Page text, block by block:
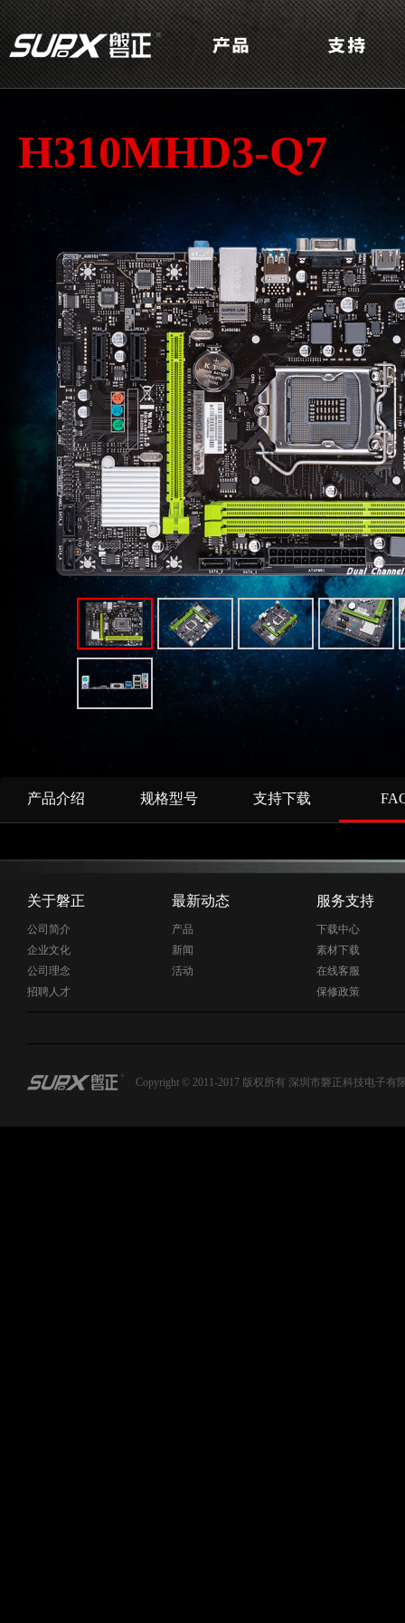
H310MHD3-Q7
产品介绍 规格型号 支持下载
关于磐正
公司简介
企业文化
公司理念
招聘人才
最新动态
产品
新闻
活动
服务支持
下载中心
素材下载
在线客服
保修政策
Copyright © 2011-2017 版权所有 深圳市磐正科技电子有